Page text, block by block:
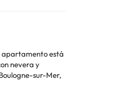
apartamento está